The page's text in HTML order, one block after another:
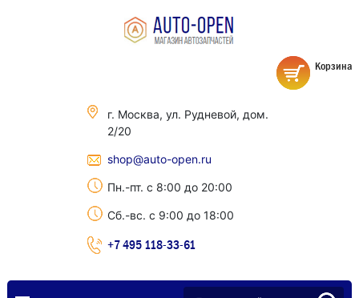
г. Москва, ул. Рудневой, дом.
2/20
shop@auto-open.ru
Пн.-пт. с 8:00 до 20:00
Сб.-вс. с 9:00 до 18:00
+7 495 118-33-61
Корзина